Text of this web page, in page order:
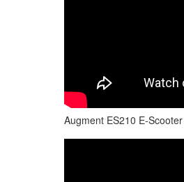
Augment ES210 E-